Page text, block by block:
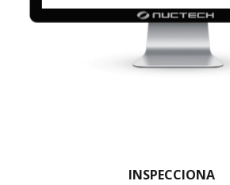
INSPECCIONA